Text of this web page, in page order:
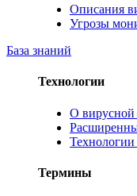
Описания
Угрозы
База знаний
Технологии
О вирусной
Термины